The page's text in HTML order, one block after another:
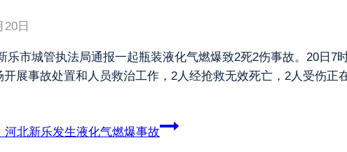
20日
乐市城管执法局通报一起瓶装液化气燃爆致2死2伤事故。20日
展事故处置和人员救治工作，2人经抢救无效死亡，2人受伤
河北新乐发生液化气燃爆事故